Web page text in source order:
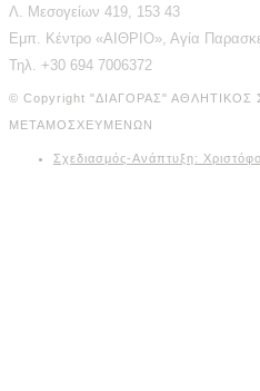
Λ. Μεσογείων 419, 153 43
Εμπ. Κέντρο «ΑΙΘΡΙΟ», Αγία
Τηλ. +30 694 7006372
© Copyright "ΔΙΑΓΟΡΑΣ"
ΜΕΤΑΜΟΣΧΕΥΜΕΝΩΝ
Σχεδιασμός-Ανάπτυξη: